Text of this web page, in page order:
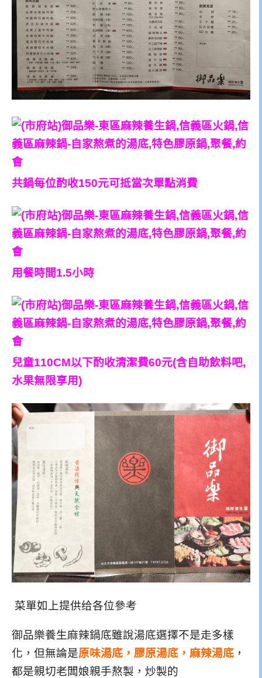
共鍋每位酌收150元可抵當次單點消費
用餐時間1.5小時
兒童110CM以下酌收清潔費60元(含自助飲料吧,
水果無限享用)
菜單如上提供给各位參考
御品樂養生麻辣鍋底雖說湯底選擇不是走多樣
化，但無論是原味湯底，膠原湯底，麻辣湯底 ，
都是親切老闆娘親手熬製，炒製的